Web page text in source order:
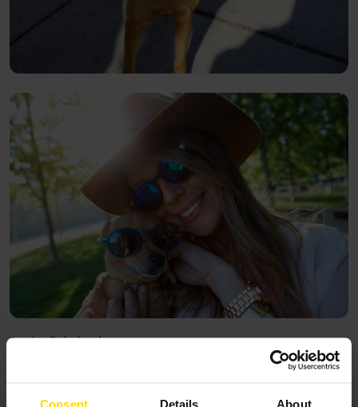
Consent Details About
Agata, Colorland